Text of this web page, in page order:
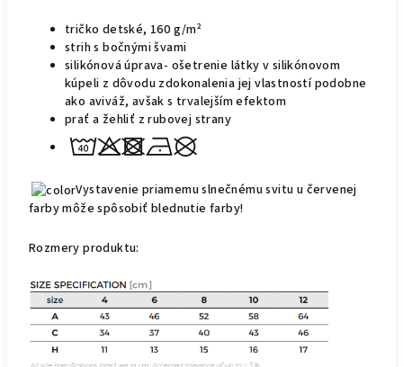
tričko detské, 160 g/m²
strih s bočnými švami
silikónová úprava- ošetrenie látky v silikónovom
kúpeli z dôvodu zdokonalenia jej vlastností podobne
ako aviváž, avšak s trvalejšímefektom
prať a žehliť z rubovej strany
Vystavenie priamemu slnečnému svitu u červenej
farby môže spôsobiť blednutie farby!
Rozmery produktu: